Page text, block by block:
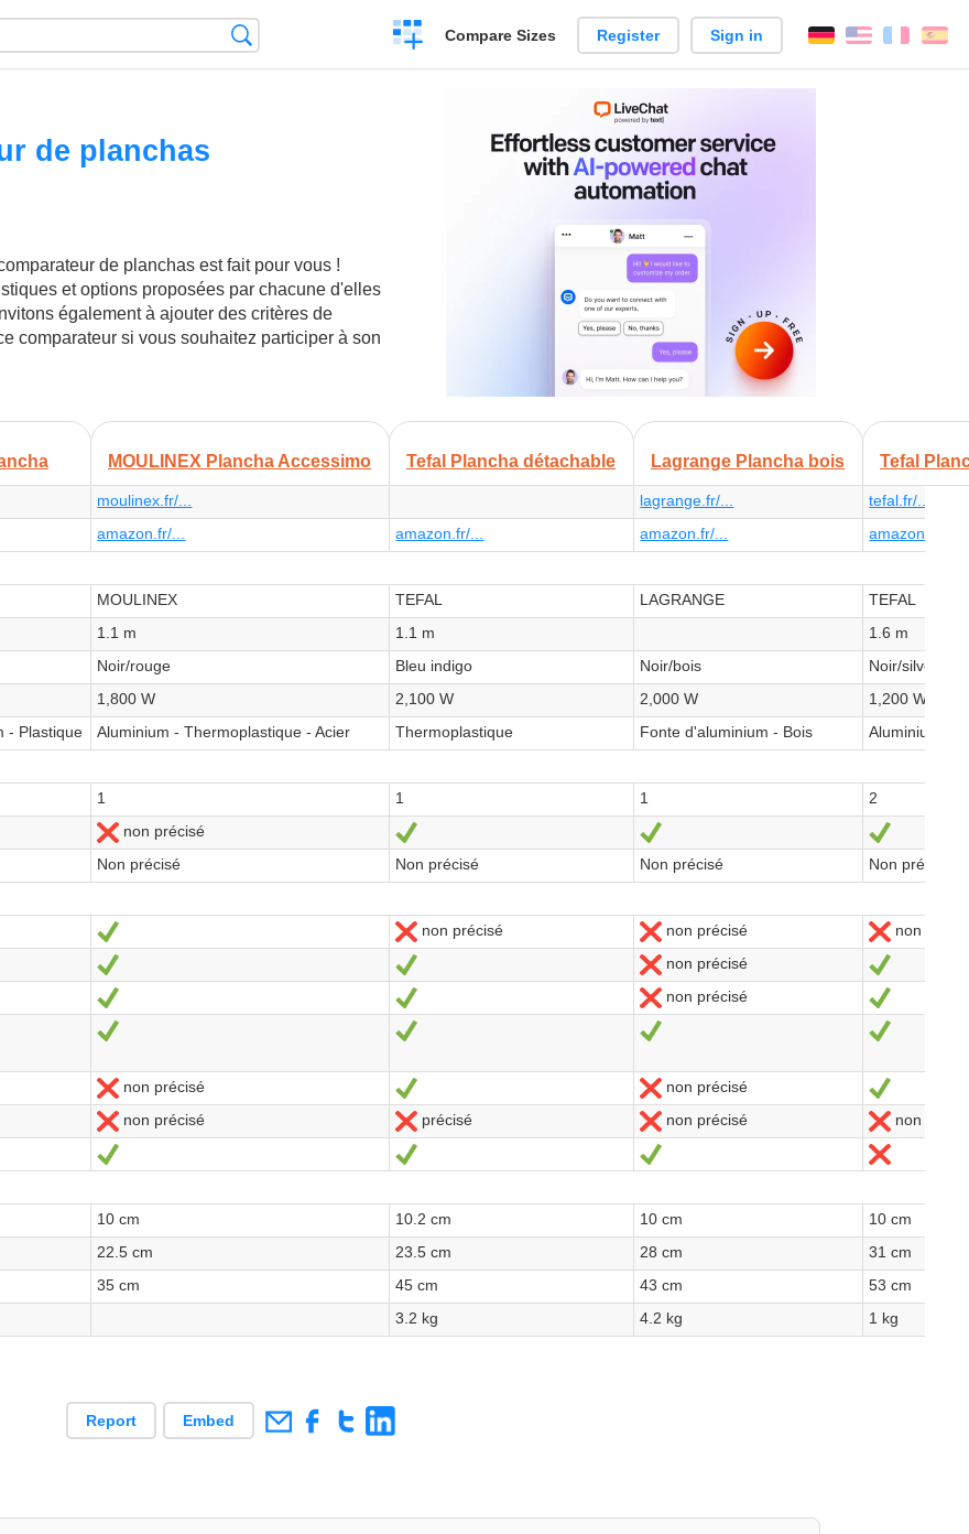
Create
a
Compare Sizes Register Sign in English
de planchas
de planchas est fait pour vous !
et options proposées par chacune d'elles
également à ajouter des critères de
comparateur si vous souhaitez participer à son
MOULINEX Plancha Accessimo Tefal Plancha détachable Lagrange Plancha bois Tefal
moulinex.fr/... lagrange.fr/... tefal.fr/...
amazon.fr/... amazon.fr/... amazon.fr/... amazon.fr/...
MOULINEX TEFAL LAGRANGE TEFAL
1.1 m 1.1 m 1.6 m
Noir/rouge Bleu indigo Noir/bois Noir/silver
1,800 W 2,100 W 2,000 W 1,200 W
- Plastique Aluminium - Thermoplastique - Acier Thermoplastique Fonte d'aluminium - Bois Aluminium
1 1 1 2
Nein
non précisé
Non précisé Non précisé Non précisé Non précisé
Ja Nein
non précisé Nein
non précisé Nein
non
Nein
non précisé
Ja Ja Nein
non précisé Ja
Nein
non précisé Ja Nein
non précisé Ja
Nein
non précisé Nein
précisé Nein
non précisé Nein
non
Ja Ja Ja Nein
10 cm 10.2 cm 10 cm 10 cm
22.5 cm 23.5 cm 28 cm 31 cm
35 cm 45 cm 43 cm 53 cm
3.2 kg 4.2 kg 1 kg
+
Report Embed